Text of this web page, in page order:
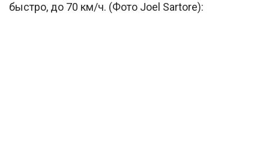
быстро, до 70 км/ч. (Фото Joel Sartore):